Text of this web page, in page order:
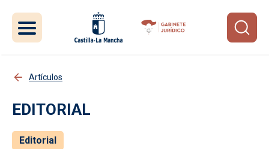
Artículos
EDITORIAL
Editorial